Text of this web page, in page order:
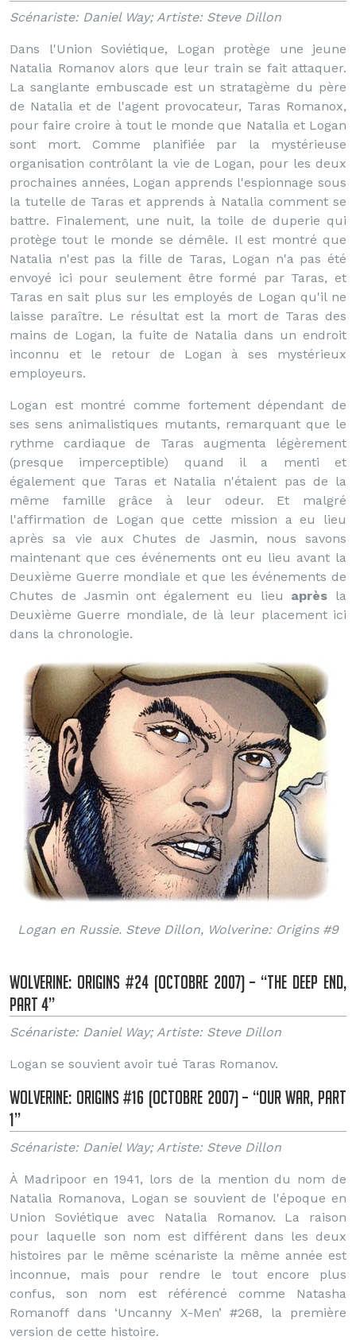
Scénariste: Daniel Way; Artiste: Steve Dillon
Dans l'Union Soviétique, Logan protège une jeune
Natalia Romanov alors que leur train se fait attaquer.
La sanglante embuscade est un stratagème du père
de Natalia et de l'agent provocateur, Taras Romanox,
pour faire croire à tout le monde que Natalia et Logan
sont mort. Comme planifiée par la mystérieuse
organisation contrôlant la vie de Logan, pour les deux
prochaines années, Logan apprends l'espionnage sous
la tutelle de Taras et apprends à Natalia comment se
battre. Finalement, une nuit, la toile de duperie qui
protège tout le monde se démêle. Il est montré que
Natalia n'est pas la fille de Taras, Logan n'a pas été
envoyé ici pour seulement être formé par Taras, et
Taras en sait plus sur les employés de Logan qu'il ne
laisse paraître. Le résultat est la mort de Taras des
mains de Logan, la fuite de Natalia dans un endroit
inconnu et le retour de Logan à ses mystérieux
employeurs.
Logan est montré comme fortement dépendant de
ses sens animalistiques mutants, remarquant que le
rythme cardiaque de Taras augmenta légèrement
(presque imperceptible) quand il a menti et
également que Taras et Natalia n'étaient pas de la
même famille grâce à leur odeur. Et malgré
l'affirmation de Logan que cette mission a eu lieu
après sa vie aux Chutes de Jasmin, nous savons
maintenant que ces événements ont eu lieu avant la
Deuxième Guerre mondiale et que les événements de
Chutes de Jasmin ont également eu lieu après la
Deuxième Guerre mondiale, de là leur placement ici
dans la chronologie.
Logan en Russie. Steve Dillon, Wolverine: Origins #9
Wolverine: Origins #24 (Octobre 2007) – “The Deep End,
Part 4”
Scénariste: Daniel Way; Artiste: Steve Dillon
Logan se souvient avoir tué Taras Romanov.
Wolverine: Origins #16 (Octobre 2007) – “Our War, Part
1”
Scénariste: Daniel Way; Artiste: Steve Dillon
À Madripoor en 1941, lors de la mention du nom de
Natalia Romanova, Logan se souvient de l'époque en
Union Soviétique avec Natalia Romanov. La raison
pour laquelle son nom est différent dans les deux
histoires par le même scénariste la même année est
inconnue, mais pour rendre le tout encore plus
confus, son nom est référencé comme Natasha
Romanoff dans ‘Uncanny X-Men’ #268, la première
version de cette histoire.